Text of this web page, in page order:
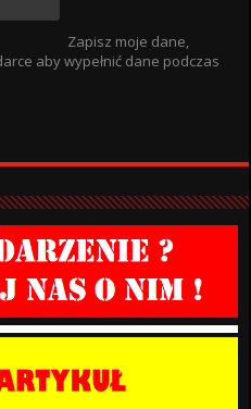
Zapisz moje dane,
aby wypełnić dane podczas